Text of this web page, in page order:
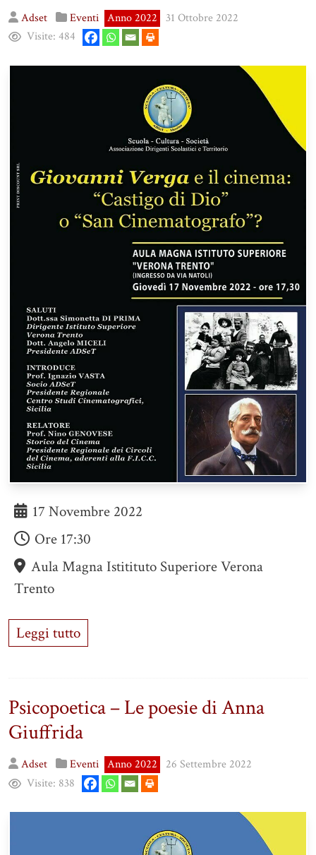
Adset Eventi Anno 2022
31 Ottobre 2022
Visite: 484
17 Novembre 2022
Ore 17:30
Aula Magna Istitituto Superiore Verona
Trento
Leggi tutto
Psicopoetica – Le poesie di Anna
Giuffrida
Adset Eventi Anno 2022
26 Settembre 2022
Visite: 838